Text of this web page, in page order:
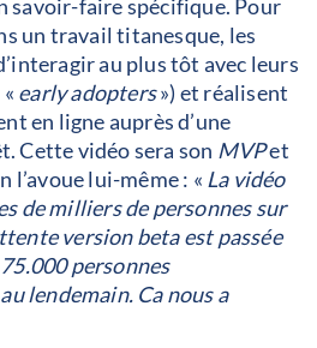
savoir-faire spécifique. Pour
un travail titanesque, les
au plus tôt avec leurs
early adopters») et réalisent
en ligne auprès d’une
Cette vidéo sera son MVPet
lui-même : « La vidéo
de milliers de personnes sur
version beta est passée
personnes
lendemain. Ca nous a